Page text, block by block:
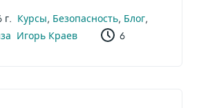
г. Курсы, Безопасность, Блог,
Игорь Краев 6